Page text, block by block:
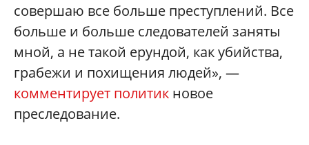
совершаю все больше преступлений. Все
больше и больше следователей заняты
мной, а не такой ерундой, как убийства,
грабежи и похищения людей», —
комментирует политик новое
преследование.